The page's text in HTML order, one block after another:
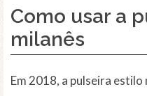
Como usar a
milanês
Em 2018, a pulseira